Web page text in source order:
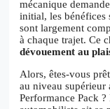
mécanique
initial, les bénéfices
sont largement
à chaque trajet. Ce
dévouement au
Alors, êtes-vous
au niveau supérieur
Performance Pack